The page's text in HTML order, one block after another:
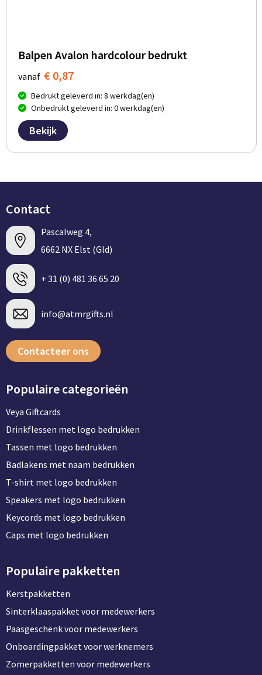
Balpen Avalon hardcolour bedrukt
vanaf € 0,87
Bedrukt geleverd in: 8 werkdag(en)
Onbedrukt geleverd in: 0 werkdag(en)
Bekijk
Contact
Pascalweg 4,
6662 NX Elst (Gld)
+ 31 (0) 481 36 65 20
info@atmrgifts.nl
Contacteer ons
Populaire categorieën
Veya Giftcards
Drinkflessen met logo bedrukken
Tassen met logo bedrukken
Badlakens met naam bedrukken
T-shirt met logo bedrukken
Speakers met logo bedrukken
Keycords met logo bedrukken
Caps met logo bedrukken
Populaire pakketten
Kerstpakketten
Sinterklaaspakket voor medewerkers
Paasgeschenk voor medewerkers
Onboardingpakket voor werknemers
Zomerpakketten voor medewerkers